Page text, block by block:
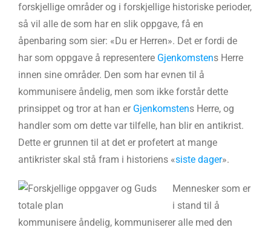
forskjellige områder og i forskjellige historiske perioder,
så vil alle de som har en slik oppgave, få en
åpenbaring som sier: «Du er Herren». Det er fordi de
har som oppgave å representere Gjenkomstens Herre
innen sine områder. Den som har evnen til å
kommunisere åndelig, men som ikke forstår dette
prinsippet og tror at han er Gjenkomstens Herre, og
handler som om dette var tilfelle, han blir en antikrist.
Dette er grunnen til at det er profetert at mange
antikrister skal stå fram i historiens «siste dager».
Mennesker som er
i stand til å
kommunisere åndelig, kommuniserer alle med den